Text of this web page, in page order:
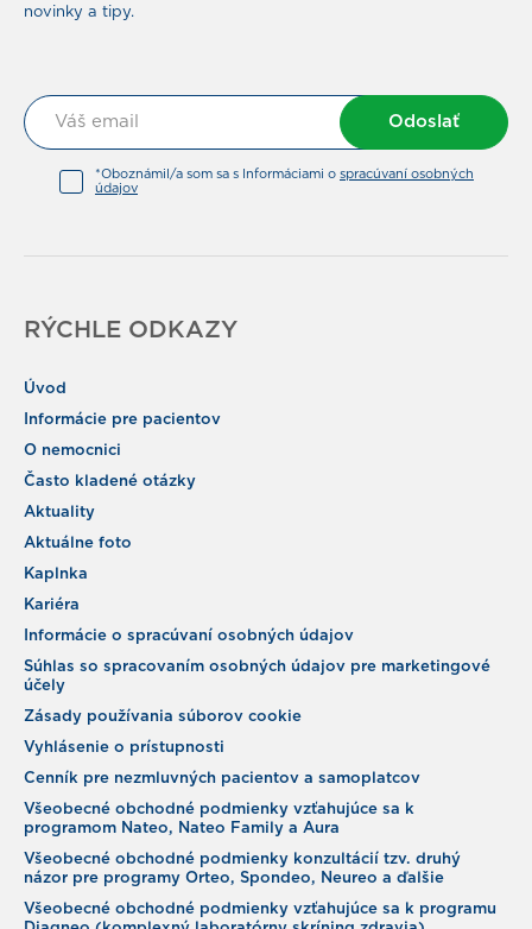
novinky a tipy.
Odoslať
*Oboznámil/a som sa s Informáciami o spracúvaní osobných
údajov
RÝCHLE ODKAZY
Úvod
Informácie pre pacientov
O nemocnici
Často kladené otázky
Aktuality
Aktuálne foto
Kaplnka
Kariéra
Informácie o spracúvaní osobných údajov
Súhlas so spracovaním osobných údajov pre marketingové
účely
Zásady používania súborov cookie
Vyhlásenie o prístupnosti
Cenník pre nezmluvných pacientov a samoplatcov
Všeobecné obchodné podmienky vzťahujúce sa k
programom Nateo, Nateo Family a Aura
Všeobecné obchodné podmienky konzultácií tzv. druhý
názor pre programy Orteo, Spondeo, Neureo a ďalšie
Všeobecné obchodné podmienky vzťahujúce sa k programu